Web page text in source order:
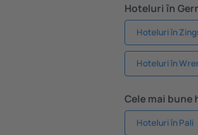
Hoteluri în
Hoteluri în
Hoteluri în
Cele mai bune
Hoteluri în Pali